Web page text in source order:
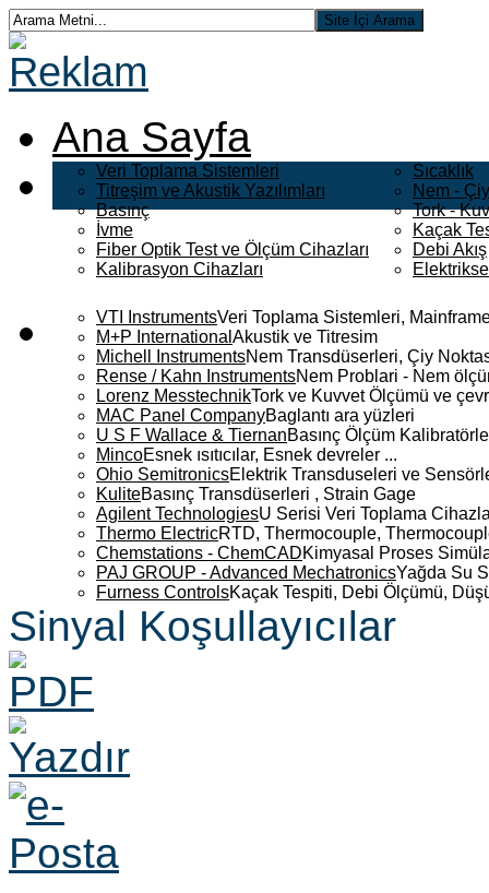
Ana Sayfa
Veri Toplama Sistemleri
Titreşim ve Akustik Yazılımları
Basınç
İvme
Fiber Optik Test ve Ölçüm Cihazları
Kalibrasyon Cihazları
Sıcaklık
Nem -
Tork -
Kaçak
Debi Akış
VTI InstrumentsVeri Toplama Sistemleri,
M+P International Akustik ve Titresim
Michell InstrumentsNem Transdüserleri, Çiy
Rense / Kahn InstrumentsNem Problari - Nem
Lorenz MesstechnikTork ve Kuvvet Ölçümü ve
MAC Panel CompanyBaglantı ara yüzleri
U S F Wallace & TiernanBasınç Ölçüm
MincoEsnek ısıtıcılar, Esnek devreler ...
Ohio SemitronicsElektrik Transduseleri ve
KuliteBasınç Transdüserleri , Strain Gage
Agilent TechnologiesU Serisi Veri Toplama
Thermo ElectricRTD, Thermocouple,
Chemstations - ChemCADKimyasal Proses
PAJ GROUP - Advanced MechatronicsYağda Su
Furness ControlsKaçak Tespiti, Debi Ölçümü,
Sinyal Koşullayıcılar